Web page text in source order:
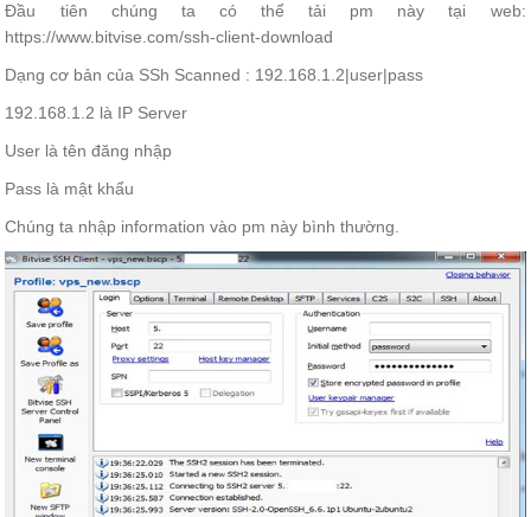
Đầu tiên chúng ta có thể tải pm này tại web:
https://www.bitvise.com/ssh-client-download
Dạng cơ bản của SSh Scanned : 192.168.1.2|user|pass
192.168.1.2 là IP Server
User là tên đăng nhập
Pass là mật khẩu
Chúng ta nhập information vào pm này bình thường.